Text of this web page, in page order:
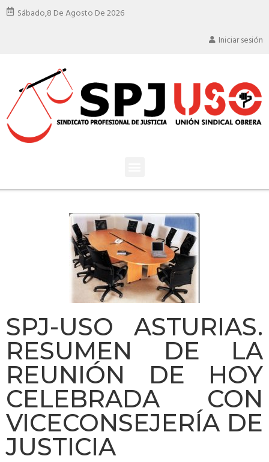
Sábado,8 De Agosto De 2026
Iniciar sesión
SPJ-USO ASTURIAS.
RESUMEN DE LA
REUNIÓN DE HOY
CELEBRADA CON
VICECONSEJERÍA DE
JUSTICIA